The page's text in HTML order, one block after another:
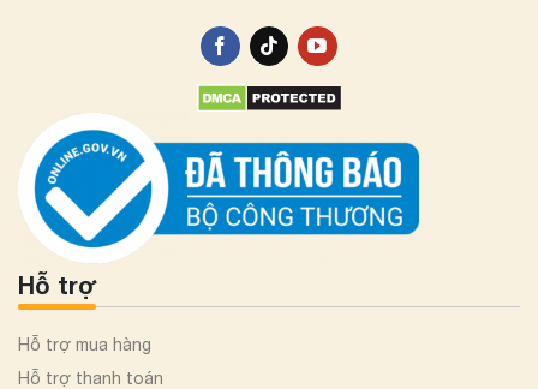
Hỗ trợ
Hỗ trợ mua hàng
Hỗ trợ thanh toán